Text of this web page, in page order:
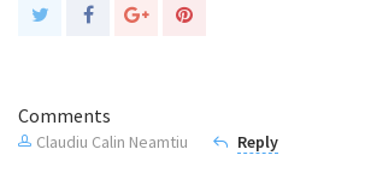
Comments
Claudiu Calin Neamtiu Reply